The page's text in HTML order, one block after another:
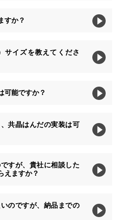
すか？
サイズを教えてくださ
可能ですか？
共晶はんだの実装は可
すが、貴社に相談した
えますか？
のですが、納品までの